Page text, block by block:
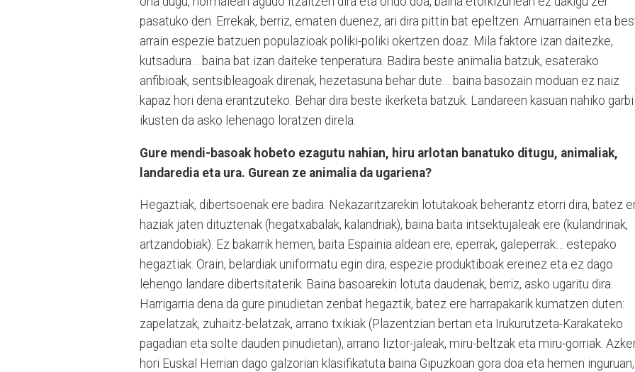
pasatuko den. Errekak, berriz, ematen duenez, ari dira pittin bat epeltzen. Amuarrainen eta
arrain espezie batzuen populazioak poliki-poliki okertzen doaz. Mila faktore izan daitezke,
kutsadura… baina bat izan daiteke tenperatura. Badira beste animalia batzuk, esaterako
anfibioak, sentsibleagoak direnak, hezetasuna behar dute… baina basozain moduan ez naiz
kapaz hori dena erantzuteko. Behar dira beste ikerketa batzuk. Landareen kasuan nahiko garbi
ikusten da asko lehenago loratzen direla.
Gure mendi-basoak hobeto ezagutu nahian, hiru arlotan banatuko ditugu, animaliak,
landaredia eta ura. Gurean ze animalia da ugariena?
Hegaztiak, dibertsoenak ere badira. Nekazaritzarekin lotutakoak beherantz etorri dira, batez
haziak jaten dituztenak (hegatxabalak, kalandriak), baina baita intsektujaleak ere (kulandrinak,
artzandobiak). Ez bakarrik hemen, baita Espainia aldean ere, eperrak, galeperrak… estepako
hegaztiak. Orain, belardiak uniformatu egin dira, espezie produktiboak ereinez eta ez dago
lehengo landare dibertsitaterik. Baina basoarekin lotuta daudenak, berriz, asko ugaritu dira.
Harrigarria dena da gure pinudietan zenbat hegaztik, batez ere harrapakarik kumatzen duten:
zapelatzak, zuhaitz-belatzak, arrano txikiak (Plazentzian bertan eta Irukurutzeta-Karakateko
pagadian eta solte dauden pinudietan), arrano liztor-jaleak, miru-beltzak eta miru-gorriak.
hori Euskal Herrian dago galzorian klasifikatuta baina Gipuzkoan gora doa eta hemen inguruan,